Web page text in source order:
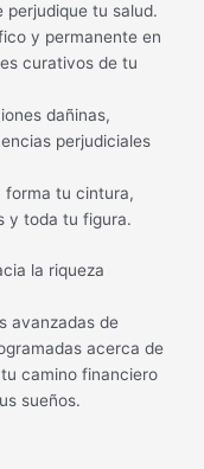
perjudique tu salud.
y permanente en
curativos de tu
dañinas,
perjudiciales
forma tu cintura,
y toda tu figura.
la riqueza
avanzadas de
acerca de
camino financiero
sueños.